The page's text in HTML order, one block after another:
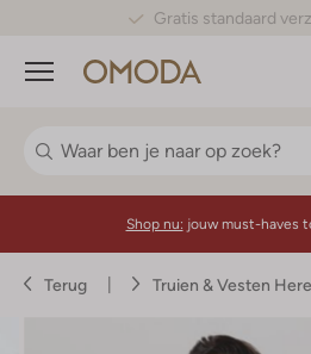
Gratis 30 dagen
Menu
Shop nu: jouw must-haves
Terug Truien & Vesten